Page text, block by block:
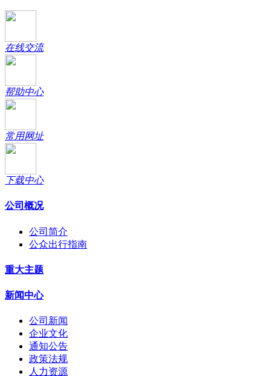
在线交流
帮助中心
常用网址
下载中心
公司概况
公司简介
公众出行指南
重大主题
新闻中心
公司新闻
企业文化
通知公告
政策法规
人力资源